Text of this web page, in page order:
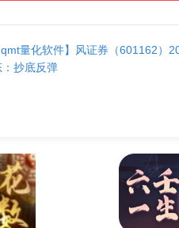
量化软件】风证券（601162）
抄底反弹